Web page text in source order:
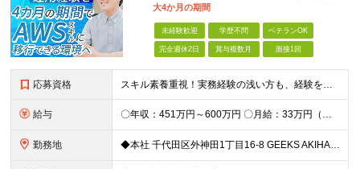
大4か月の期間
未経験歓迎 学歴不問 ベテランOK
完全週休2日 賞与複数月 面接1回
応募資格 スキル素養重視！実務経験の浅い方も、経験を活かしたい中堅層も、幅広く歓迎します！ ・学歴不問 ・システム運用、構築、開発経験または相当の見識がある方 ◆賞与年2回有◆20～50代まで幅広い年代が
給与 〇年収：451万円～600万円 〇月給：33万円（固定残業87,187円含）～ 44.3万円（固定残業110,039円含）＋賞与＋資格手当 ※固定残業は45時間（当社の平均残業は8時間です）。 万が
勤務地 ◆本社 千代田区外神田1丁目16-8 GEEKS AKIHABARA 3階 ◆リモートワーク者多数 ※上記を除く当社関連勤務地